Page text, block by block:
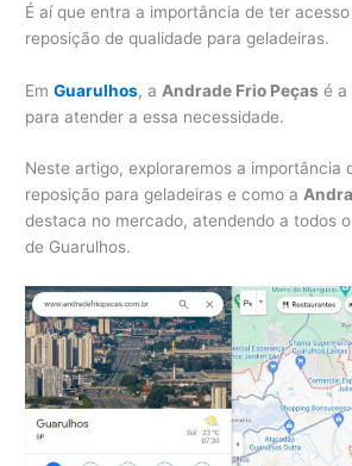
É aí que entra a importância de ter
reposição de qualidade para geladeiras.
EmGuarulhos, a Andrade Frio Peças é a
para atender a essa necessidade.
Neste artigo, exploraremos a importância
reposição para geladeiras e como a
destaca no mercado, atendendo a todos
de Guarulhos.